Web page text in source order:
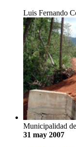
Luis Fernando
Municipalidad
31 may 2007